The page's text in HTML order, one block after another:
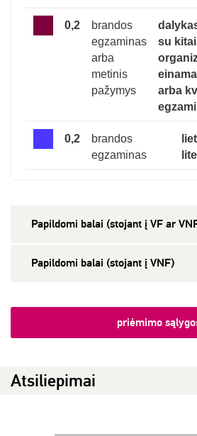
0,2
brandos
egzaminas
arba
metinis
pažymys
su
arba
0,2
brandos
egzaminas
Papildomi balai (stojant į VF ar
Papildomi balai (stojant į VNF)
priėmimo
Atsiliepimai